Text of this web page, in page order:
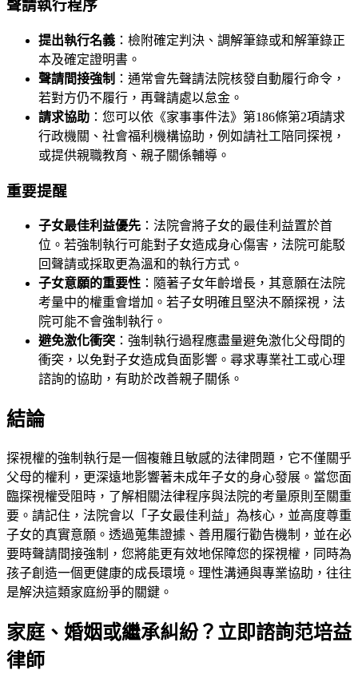
聲請執行程序
提出執行名義 ：檢附確定判決、調解筆錄或和解筆錄正
本及確定證明書。
聲請間接強制 ：通常會先聲請法院核發自動履行命令，
若對方仍不履行，再聲請處以怠金。
請求協助 ：您可以依《家事事件法》第186條第2項請求
行政機關、社會福利機構協助，例如請社工陪同探視，
或提供親職教育、親子關係輔導。
重要提醒
子女最佳利益優先 ：法院會將子女的最佳利益置於首
位。若強制執行可能對子女造成身心傷害，法院可能駁
回聲請或採取更為溫和的執行方式。
子女意願的重要性 ：隨著子女年齡增長，其意願在法院
考量中的權重會增加。若子女明確且堅決不願探視，法
院可能不會強制執行。
避免激化衝突 ：強制執行過程應盡量避免激化父母間的
衝突，以免對子女造成負面影響。尋求專業社工或心理
諮詢的協助，有助於改善親子關係。
結論
探視權的強制執行是一個複雜且敏感的法律問題，它不僅關乎
父母的權利，更深遠地影響著未成年子女的身心發展。當您面
臨探視權受阻時，了解相關法律程序與法院的考量原則至關重
要。請記住，法院會以「子女最佳利益」為核心，並高度尊重
子女的真實意願。透過蒐集證據、善用履行勸告機制，並在必
要時聲請間接強制，您將能更有效地保障您的探視權，同時為
孩子創造一個更健康的成長環境。理性溝通與專業協助，往往
是解決這類家庭紛爭的關鍵。
家庭、婚姻或繼承糾紛？立即諮詢范培益
律師